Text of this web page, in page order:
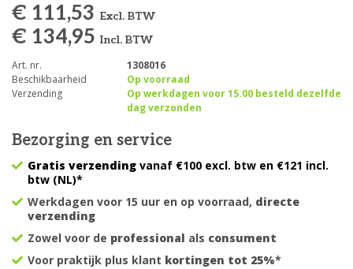
€ 111,53 Excl. BTW
€ 134,95 Incl. BTW
Art. nr.
1308016
Beschikbaarheid
Op voorraad
Verzending
Op werkdagen voor 15.00 besteld dezelfde
dag verzonden
Bezorging en service
Gratis verzending vanaf €100 excl. btw en €121 incl.
btw (NL)*
Werkdagen voor 15 uur en op voorraad, directe
verzending
Zowel voor de professional als consument
Voor praktijk plus klant kortingen tot 25%*